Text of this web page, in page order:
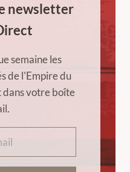
newsletter
semaine les
de l'Empire du
votre boîte